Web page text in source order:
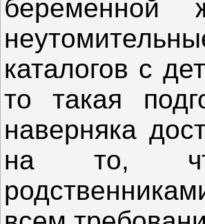
беременной
каталогов с
то такая
наверняка
на то, что